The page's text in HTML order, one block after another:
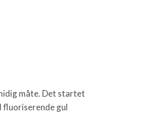
måte. Det startet
fluoriserende gul